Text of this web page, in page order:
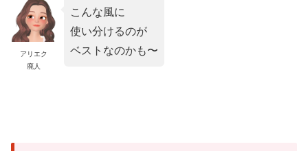
アリエク
廃人
こんな風に
使い分けるのが
ベストなのかも〜